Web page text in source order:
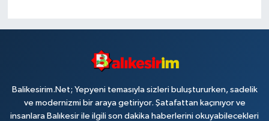
Balikesirim.Net; Yepyeni temasıyla sizleri buluştururken, sadelik
ve modernizmi bir araya getiriyor. Şatafattan kaçınıyor ve
insanlara Balıkesir ile ilgili son dakika haberlerini okuyabilecekleri